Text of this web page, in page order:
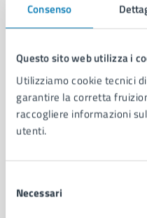
Consenso
Questo sito web utilizza i
Utilizziamo cookie tecnici
garantire la corretta
raccogliere informazioni
utenti.
delNecessari
Comune di Napoli
AMMINISTRAZIONE
Aree amministrative
Organi di governo
Politici